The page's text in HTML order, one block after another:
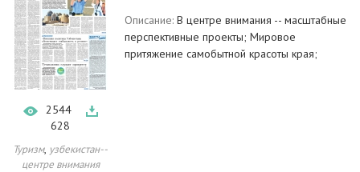
2544
628
Туризм, узбекистан--
центре внимания
Описание: В центре внимания -- масштабные
перспективные проекты; Мировое
притяжение самобытной красоты края;